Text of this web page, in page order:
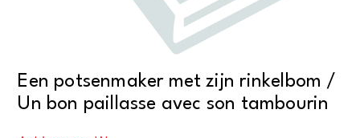
Een potsenmaker met zijn rinkelbom /
Un bon paillasse avec son tambourin